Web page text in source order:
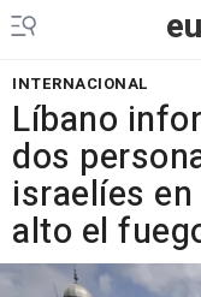
INTERNACIONAL
Líbano
dos
israelíes
alto el